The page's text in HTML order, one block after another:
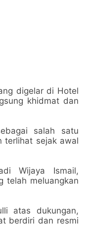
digelar di Hotel
khidmat dan
salah satu
terlihat sejak awal
Wijaya Ismail,
telah meluangkan
atas dukungan,
berdiri dan resmi